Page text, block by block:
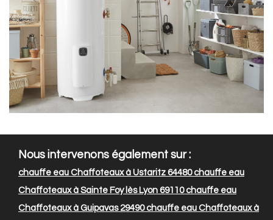
Nous intervenons également sur :
chauffe eau Chaffoteaux à Ustaritz 64480chauffe eau
Chaffoteaux à Sainte Foy lès Lyon 69110chauffe eau
Chaffoteaux à Guipavas 29490chauffe eau Chaffoteaux à